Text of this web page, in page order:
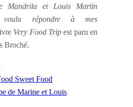
Mandrila et Louis Martin
voulu répondre à mes
Very Food Tripest paru en
Broché.
Sweet Food
de Marine et Louis